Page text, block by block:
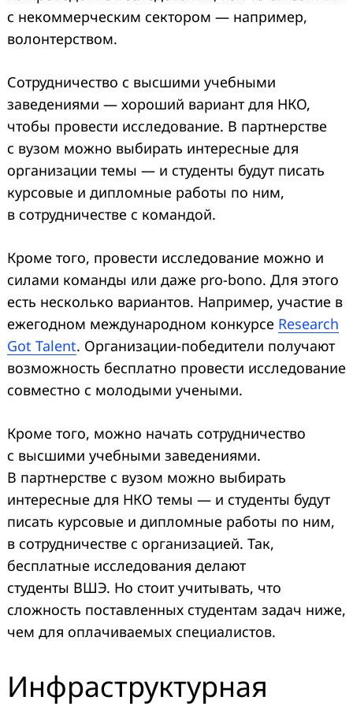
с некоммерческим сектором — например,
волонтерством.
Сотрудничество с высшими учебными
заведениями — хороший вариант для НКО,
чтобы провести исследование. В партнерстве
с вузом можно выбирать интересные для
организации темы — и студенты будут писать
курсовые и дипломные работы по ним,
в сотрудничестве с командой.
Кроме того, провести исследование можно и
силами команды или даже pro-bono. Для этого
есть несколько вариантов. Например, участие в
ежегодном международном конкурсе Research
Got Talent. Организации-победители получают
возможность бесплатно провести исследование
совместно с молодыми учеными.
Кроме того, можно начать сотрудничество
с высшими учебными заведениями.
В партнерстве с вузом можно выбирать
интересные для НКО темы — и студенты будут
писать курсовые и дипломные работы по ним,
в сотрудничестве с организацией. Так,
бесплатные исследования делают
студенты ВШЭ. Но стоит учитывать, что
сложность поставленных студентам задач ниже,
чем для оплачиваемых специалистов.
Инфраструктурная